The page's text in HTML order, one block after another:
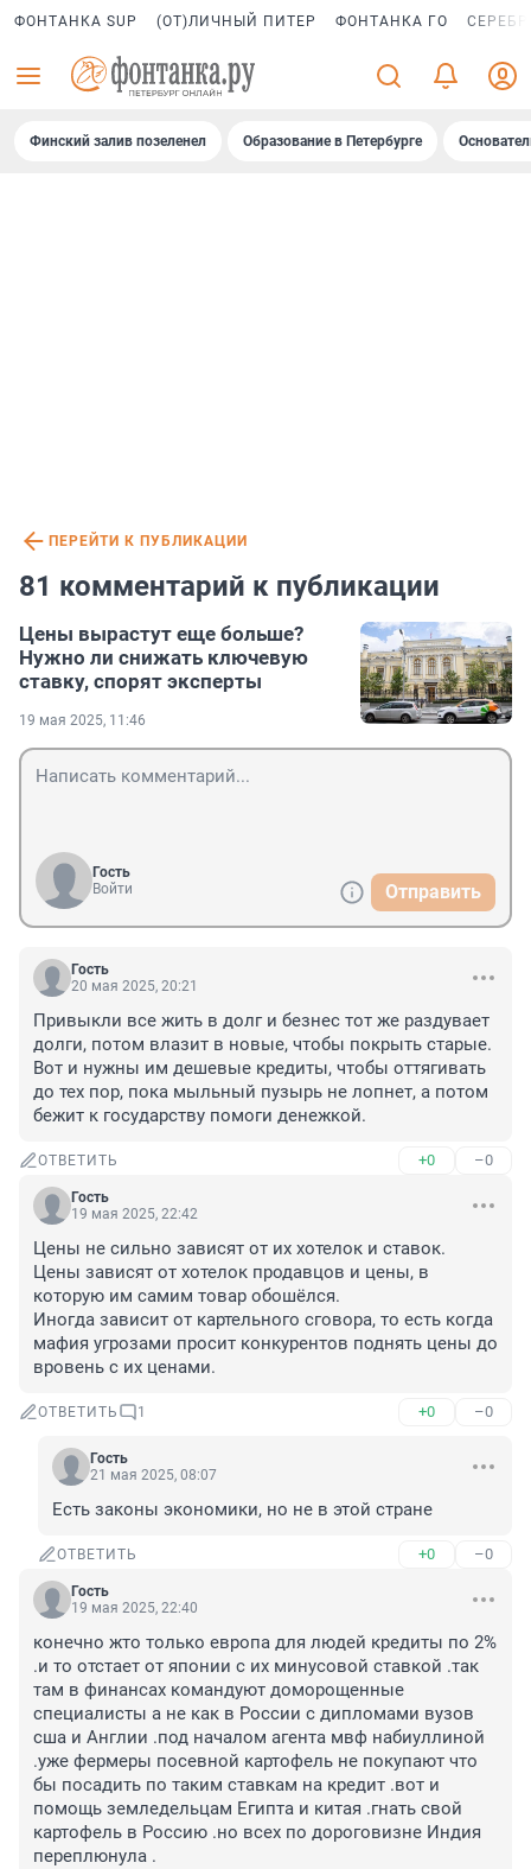
ФОНТАНКА SUP (ОТ)ЛИЧНЫЙ ПИТЕР ФОНТАНКА ГО
Финский залив позеленел Образование в Петербурге
ПЕРЕЙТИ К ПУБЛИКАЦИИ
81 комментарий к публикации
Цены вырастут еще больше?
Нужно ли снижать ключевую
ставку, спорят эксперты
19 мая 2025, 11:46
Гость
Войти
Отправить
Гость
20 мая 2025, 20:21
Привыкли все жить в долг и безнес тот же раздувает
долги, потом влазит в новые, чтобы покрыть старые.
Вот и нужны им дешевые кредиты, чтобы оттягивать
до тех пор, пока мыльный пузырь не лопнет, а потом
бежит к государству помоги денежкой.
ОТВЕТИТЬ +0 –0
Гость
19 мая 2025, 22:42
Цены не сильно зависят от их хотелок и ставок.
Цены зависят от хотелок продавцов и цены, в
которую им самим товар обошёлся.
Иногда зависит от картельного сговора, то есть когда
мафия угрозами просит конкурентов поднять цены до
вровень с их ценами.
ОТВЕТИТЬ 1 +0 –0
Гость
21 мая 2025, 08:07
Есть законы экономики, но не в этой стране
ОТВЕТИТЬ +0 –0
Гость
19 мая 2025, 22:40
конечно жто только европа для людей кредиты по 2%
.и то отстает от японии с их минусовой ставкой .так
там в финансах командуют доморощенные
специалисты а не как в России с дипломами вузов
сша и Англии .под началом агента мвф набиуллиной
.уже фермеры посевной картофель не покупают что
бы посадить по таким ставкам на кредит .вот и
помощь земледельцам Египта и китая .гнать свой
картофель в Россию .но всех по дороговизне Индия
переплюнула .